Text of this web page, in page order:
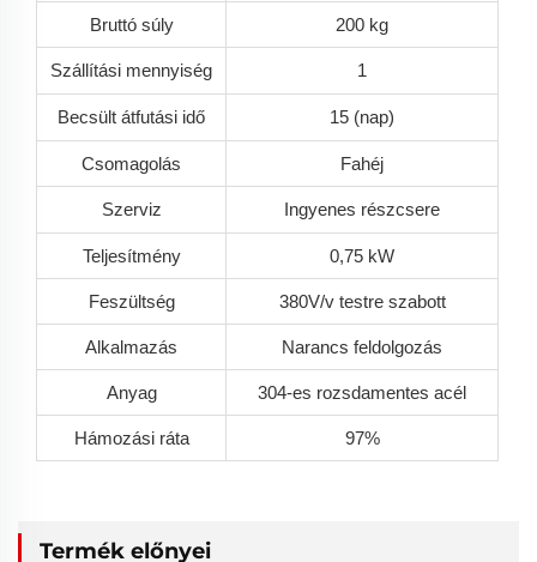
Bruttó súly 200 kg
Szállítási mennyiség 1
Becsült átfutási idő 15 (nap)
Csomagolás Fahéj
Szerviz Ingyenes részcsere
Teljesítmény 0,75 kW
Feszültség 380V/v testre szabott
Alkalmazás Narancs feldolgozás
Anyag 304-es rozsdamentes acél
Hámozási ráta 97%
Termék előnyei